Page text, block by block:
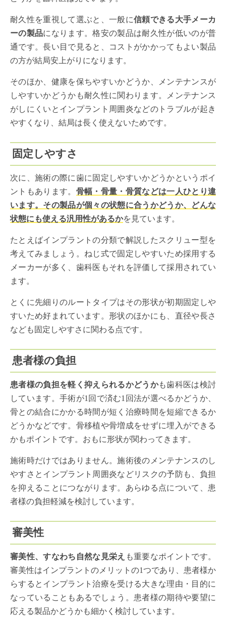
耐久性を重視して選ぶと、一般に信頼できる大手メーカ
ーの製品になります。格安の製品は耐久性が低いのが普
通です。長い目で見ると、コストがかかってもよい製品
の方が結局安上がりになります。
そのほか、健康を保ちやすいかどうか、メンテナンスが
しやすいかどうかも耐久性に関わります。メンテナンス
がしにくいとインプラント周囲炎などのトラブルが起き
やすくなり、結局は長く使えないためです。
固定しやすさ
次に、施術の際に歯に固定しやすいかどうかというポイ
ントもあります。 骨幅・骨量・骨質などは一人ひとり違
います。その製品が個々の状態に合うかどうか、どんな
状態にも使える汎用性があるかを見ています。
たとえばインプラントの分類で解説したスクリュー型を
考えてみましょう。ねじ式で固定しやすいため採用する
メーカーが多く、歯科医もそれを評価して採用されてい
ます。
とくに先細りのルートタイプはその形状が初期固定しや
すいため好まれています。形状のほかにも、直径や長さ
なども固定しやすさに関わる点です。
患者様の負担
患者様の負担を軽く抑えられるかどうかも歯科医は検討
しています。手術が1回で済む1回法が選べるかどうか、
骨との結合にかかる時間が短く治療時間を短縮できるか
どうかなどです。骨移植や骨増成をせずに埋入ができる
かもポイントです。おもに形状が関わってきます。
施術時だけではありません。施術後のメンテナンスのし
やすさとインプラント周囲炎などリスクの予防も、負担
を抑えることにつながります。あらゆる点について、患
者様の負担軽減を検討しています。
審美性
審美性、すなわち自然な見栄え も重要なポイントです。
審美性はインプラントのメリットの1つであり、患者様か
らするとインプラント治療を受ける大きな理由・目的に
なっていることもあるでしょう。患者様の期待や要望に
応える製品かどうかも細かく検討しています。